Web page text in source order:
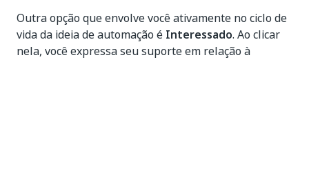
Outra opção que envolve você ativamente no ciclo de
vida da ideia de automação é Interessado. Ao clicar
nela, você expressa seu suporte em relação à